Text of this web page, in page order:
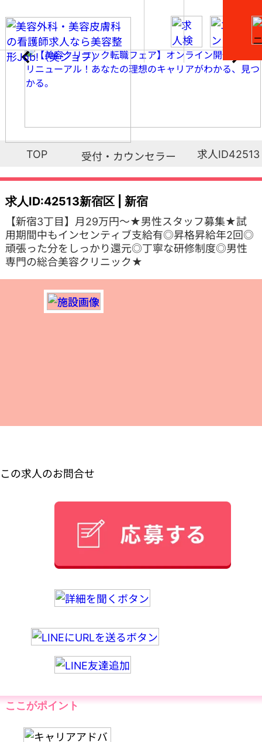
TOP 受付・カウンセラー 求人ID42513
求人ID:42513新宿区 | 新宿
【新宿3丁目】月29万円～★男性スタッフ募集★試
用期間中もインセンティブ支給有◎昇格昇給年2回◎
頑張った分をしっかり還元◎丁寧な研修制度◎男性
専門の総合美容クリニック★
この求人のお問合せ
ここがポイント